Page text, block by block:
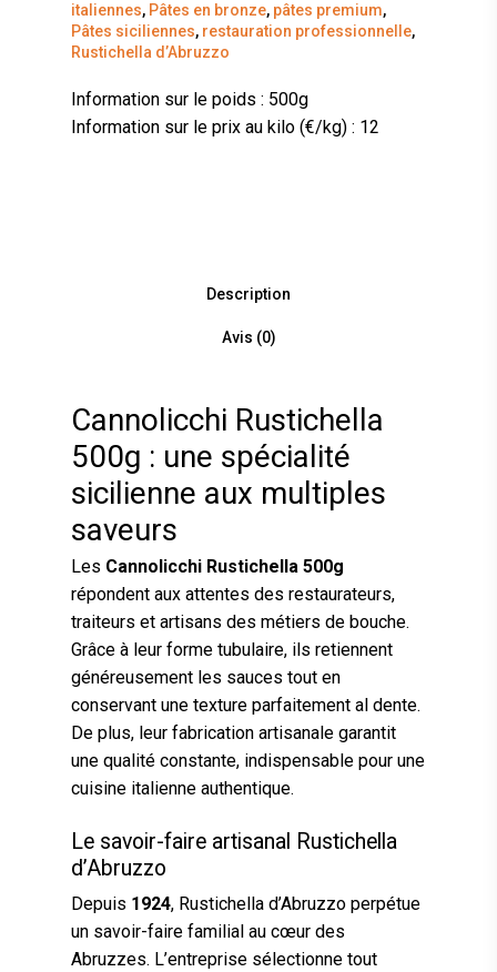
italiennes, Pâtes en bronze, pâtes premium,
Pâtes siciliennes, restauration professionnelle,
Rustichella d’Abruzzo
Information sur le poids : 500g
Information sur le prix au kilo (€/kg) : 12
Description
Avis (0)
Cannolicchi Rustichella
500g : une spécialité
sicilienne aux multiples
saveurs
Les Cannolicchi Rustichella 500g
répondent aux attentes des restaurateurs,
traiteurs et artisans des métiers de bouche.
Grâce à leur forme tubulaire, ils retiennent
généreusement les sauces tout en
conservant une texture parfaitement al dente.
De plus, leur fabrication artisanale garantit
une qualité constante, indispensable pour une
cuisine italienne authentique.
Le savoir-faire artisanal Rustichella
d’Abruzzo
Depuis 1924, Rustichella d’Abruzzo perpétue
un savoir-faire familial au cœur des
Abruzzes. L’entreprise sélectionne tout